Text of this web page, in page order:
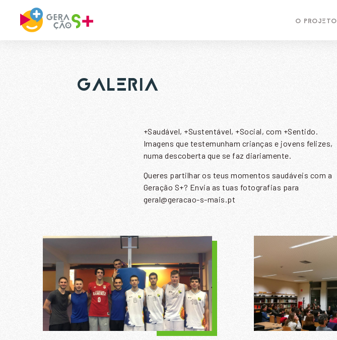
O PROJETO
GALERIA
+Saudável, +Sustentável, +Social, com +Sentido.
Imagens que testemunham crianças e jovens felizes,
numa descoberta que se faz diariamente.
Queres partilhar os teus momentos saudáveis com a
Geração S+? Envia as tuas fotografias para
geral@geracao-s-mais.pt